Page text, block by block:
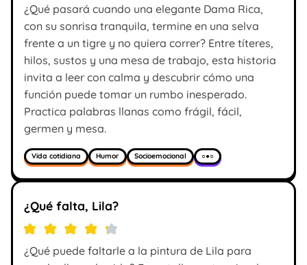
¿Qué pasará cuando una elegante Dama Rica,
con su sonrisa tranquila, termine en una selva
frente a un tigre y no quiera correr? Entre títeres,
hilos, sustos y una mesa de trabajo, esta historia
invita a leer con calma y descubrir cómo una
función puede tomar un rumbo inesperado.
Practica palabras llanas como frágil, fácil,
germen y mesa.
Vida cotidiana Humor Socioemocional ○●○
¿Qué falta, Lila?
¿Qué puede faltarle a la pintura de Lila para